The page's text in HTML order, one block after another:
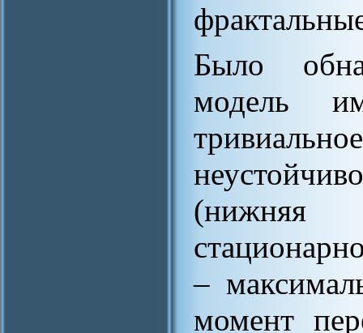
Было
модель
(нижняя
–
момент